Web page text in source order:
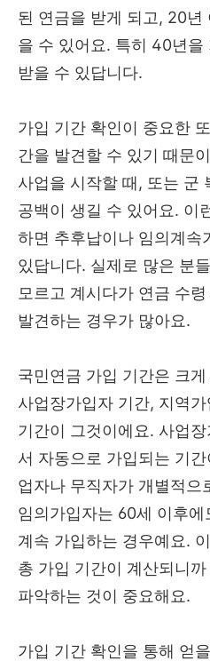
된 연금을 받게 되고, 20년
을 수 있어요. 특히 40년을
받을 수 있답니다.
가입 기간 확인이 중요한
간을 발견할 수 있기 때문
사업을 시작할 때, 또는 군
공백이 생길 수 있어요. 이
하면 추후납이나 임의계속
있답니다. 실제로 많은 분
모르고 계시다가 연금 수
발견하는 경우가 많아요.
국민연금 가입 기간은 크
사업장가입자 기간, 지역
기간이 그것이에요. 사업
서 자동으로 가입되는 기
업자나 무직자가 개별적으
임의가입자는 60세 이후
계속 가입하는 경우예요.
총 가입 기간이 계산되니
파악하는 것이 중요해요.
가입 기간 확인을 통해 얻